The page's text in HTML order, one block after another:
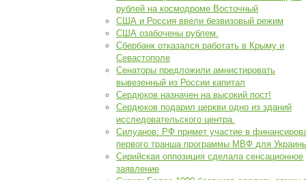
рублей на космодроме Восточный
США и Россия ввели безвизовый режим
США озабочены рублем.
Сбербанк отказался работать в Крыму и
Севастополе
Сенаторы предложили амнистировать
вывезенный из России капитал
Сердюков назначен на высокий пост!
Сердюков подарил церкви одно из зданий
исследовательского центра.
Силуанов: РФ примет участие в
первого транша программы МВФ для
Сирийская оппозиция сделала сенсационное
заявление